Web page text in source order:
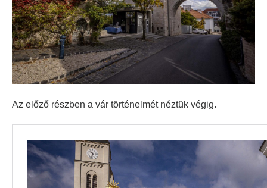
Az előző részben a vár történelmét néztük végig.